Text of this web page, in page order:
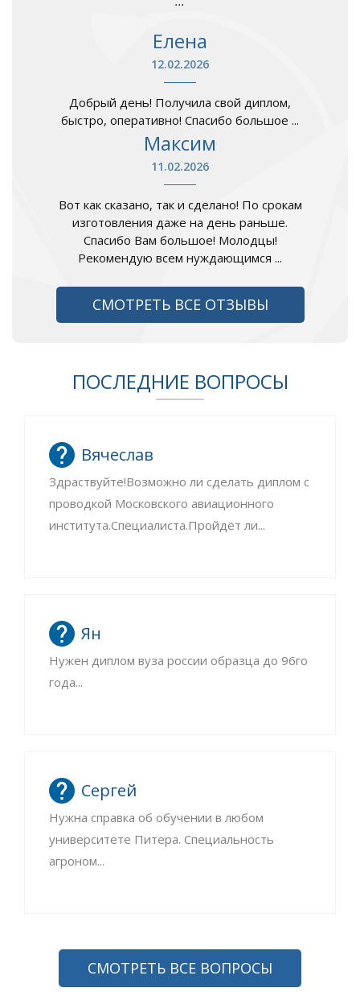
Елена
12.02.2026
Добрый день! Получила свой диплом,
быстро, оперативно! Спасибо большое ...
Максим
11.02.2026
Вот как сказано, так и сделано! По срокам
изготовления даже на день раньше.
Спасибо Вам большое! Молодцы!
Рекомендую всем нуждающимся ...
СМОТРЕТЬ ВСЕ ОТЗЫВЫ
ПОСЛЕДНИЕ ВОПРОСЫ
Вячеслав
Здраствуйте!Возможно ли сделать диплом с
проводкой Московского авиационного
института.Специалиста.Пройдёт ли...
Ян
Нужен диплом вуза россии образца до 96го
года...
Сергей
Нужна справка об обучении в любом
университете Питера. Специальность
агроном...
СМОТРЕТЬ ВСЕ ВОПРОСЫ